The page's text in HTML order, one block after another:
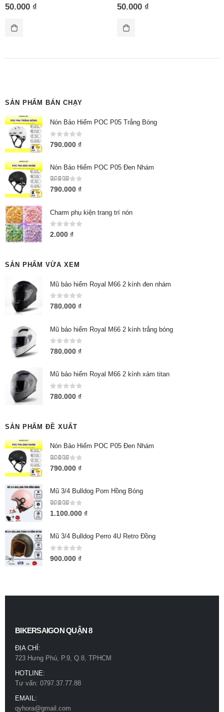
0out of 5
50.000 ₫ 0out of 5
50.000 ₫
SẢN PHẨM BÁN CHẠY
Nón Bảo Hiểm POC P05 Trắng Bóng
0out of 5
790.000 ₫
Nón Bảo Hiểm POC P05 Đen Nhám
5.00 out of 5
790.000 ₫
Charm phụ kiện trang trí nón
0 out of 5
2.000 ₫
SẢN PHẨM VỪA XEM
Mũ bảo hiểm Royal M66 2 kính đen nhám
0out of 5
780.000 ₫
Mũ bảo hiểm Royal M66 2 kính trắng bóng
0out of 5
780.000 ₫
Mũ bảo hiểm Royal M66 2 kính xám titan
0out of 5
780.000 ₫
SẢN PHẨM ĐỀ XUẤT
Nón Bảo Hiểm POC P05 Đen Nhám
5.00 out of 5
790.000 ₫
Mũ 3/4 Bulldog Pom Hồng Bóng
5.00out of 5
1.100.000 ₫
Mũ 3/4 Bulldog Perro 4U Retro Đồng
0out of 5
900.000 ₫
BIKERSAIGON QUẬN 8
ĐỊA CHỈ:
723 Hưng Phú, P.9, Q.8, TPHCM
HOTLINE:
Tư vấn: 0797.37.77.88
EMAIL:
qyhora@gmail.com